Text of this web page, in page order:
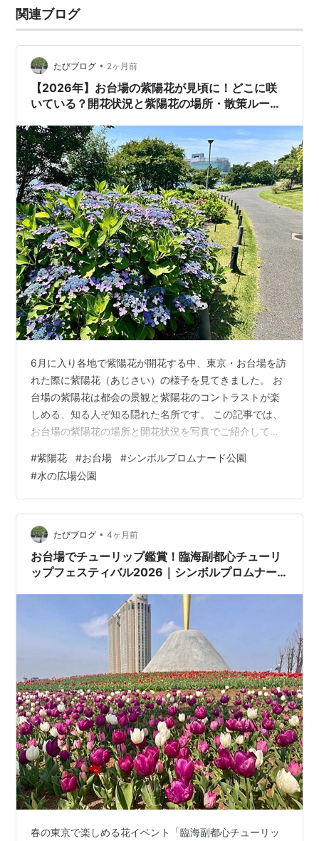
関連ブログ
たびブログ • 2ヶ月前
【2026年】お台場の紫陽花が見頃に！どこに咲
いている？開花状況と紫陽花の場所・散策ルート
京都江東区）
6月に入り各地で紫陽花が開花する中、東京・お台場を訪
れた際に紫陽花（あじさい）の様子を見てきました。 お
台場の紫陽花は都会の景観と紫陽花のコントラストが楽
しめる、知る人ぞ知る隠れた名所です。 この記事では、
お台場の紫陽花の場所と開花状況を写真でご紹介してい
プロムナード公園の紫陽花 水の広場公園の紫陽花 お台場
の紫陽花｜散策ルート お台場の紫陽花まとめ お台場の紫
陽花はどこに咲いている？ お台場で紫陽花が見られるの
は、主に「シンボルプロムナード公園」と「水の広場公
園」の2カ所です。 シンボルプロムナード公園はりんか
い線東京テレポート駅から、水…
#紫陽花 #お台場 #シンボルプロムナード公園
#水の広場公園
たびブログ • 4ヶ月前
お台場でチューリップ鑑賞！臨海副都心チューリ
ップフェスティバル2026｜シンボルプロムナー
春の東京で楽しめる花イベント「臨海副都心チューリッ